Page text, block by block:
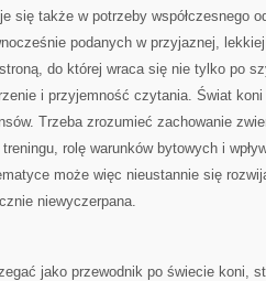
się także w potrzeby współczesnego
podanych w przyjaznej,
do której wraca się nie tylko po
i przyjemność czytania. Świat
Trzeba zrozumieć zachowanie
rolę warunków bytowych i
może więc nieustannie się
niewyczerpana.
jako przewodnik po świecie koni,